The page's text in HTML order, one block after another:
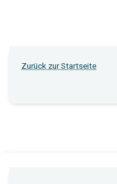
Zurück zur Startseite